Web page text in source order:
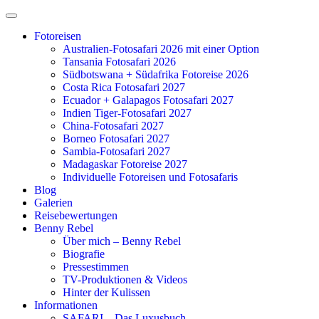
Zum
springenFotoreisen
Australien-Fotosafari 2026 mit einer Option
Tansania Fotosafari 2026
Südbotswana + Südafrika Fotoreise 2026
Costa Rica Fotosafari 2027
Ecuador + Galapagos Fotosafari 2027
Indien Tiger-Fotosafari 2027
China-Fotosafari 2027
Borneo Fotosafari 2027
Sambia-Fotosafari 2027
Madagaskar Fotoreise 2027
Individuelle Fotoreisen und Fotosafaris
Blog
Galerien
Reisebewertungen
Benny Rebel
Über mich – Benny Rebel
Biografie
Pressestimmen
TV-Produktionen & Videos
Hinter der Kulissen
Informationen